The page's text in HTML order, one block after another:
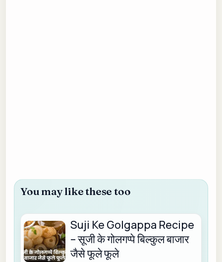
You may like these too
Suji Ke Golgappa Recipe
– सूजी के गोलगप्पे बिल्कुल बाजार
जैसे फूले फूले